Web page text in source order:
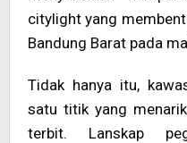
citylight yang
Bandung Barat pada
Tidak hanya itu,
satu titik yang
terbit. Lanskap